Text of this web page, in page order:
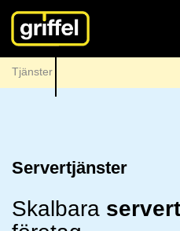
Tjänster
Servertjänster
Skalbara